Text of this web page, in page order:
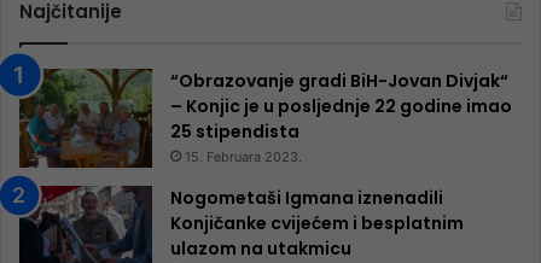
Najčitanije
“Obrazovanje gradi BiH-Jovan Divjak“
– Konjic je u posljednje 22 godine imao
25 ​​stipendista
15. Februara 2023.
Nogometaši Igmana iznenadili
Konjičanke cvijećem i besplatnim
ulazom na utakmicu